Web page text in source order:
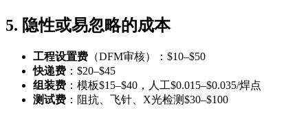
5. 隐性或易忽略的成本
工程设置费 （DFM审核）：$10–$50
快递费 ：$20–$45
组装费 ：模板$15–$40，人工$0.015–$0.035/焊点
测试费 ：阻抗、飞针、X光检测$30–$100